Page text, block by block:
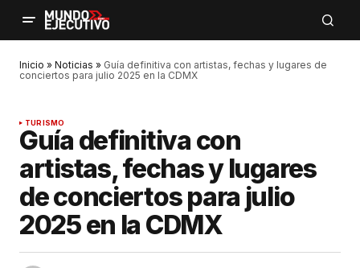
Inicio » Noticias » Guía definitiva con artistas, fechas y lugares de
conciertos para julio 2025 en la CDMX
TURISMO
Guía definitiva con
artistas, fechas y lugares
de conciertos para julio
2025 en la CDMX